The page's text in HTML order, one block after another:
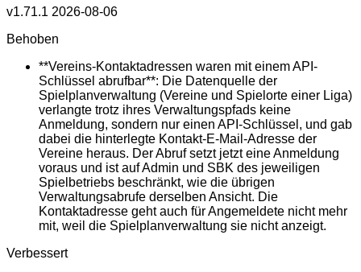
v1.71.1 2026-08-06
Behoben
**Vereins-Kontaktadressen waren mit einem API-
Schlüssel abrufbar**: Die Datenquelle der
Spielplanverwaltung (Vereine und Spielorte einer Liga)
verlangte trotz ihres Verwaltungspfads keine
Anmeldung, sondern nur einen API-Schlüssel, und gab
dabei die hinterlegte Kontakt-E-Mail-Adresse der
Vereine heraus. Der Abruf setzt jetzt eine Anmeldung
voraus und ist auf Admin und SBK des jeweiligen
Spielbetriebs beschränkt, wie die übrigen
Verwaltungsabrufe derselben Ansicht. Die
Kontaktadresse geht auch für Angemeldete nicht mehr
mit, weil die Spielplanverwaltung sie nicht anzeigt.
Verbessert